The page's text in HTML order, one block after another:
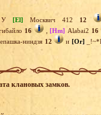
У [El] Москвич 412 12
16 ,[Hm] Alabai2 16
ниндзя 12 и [Or]
клановых замков.